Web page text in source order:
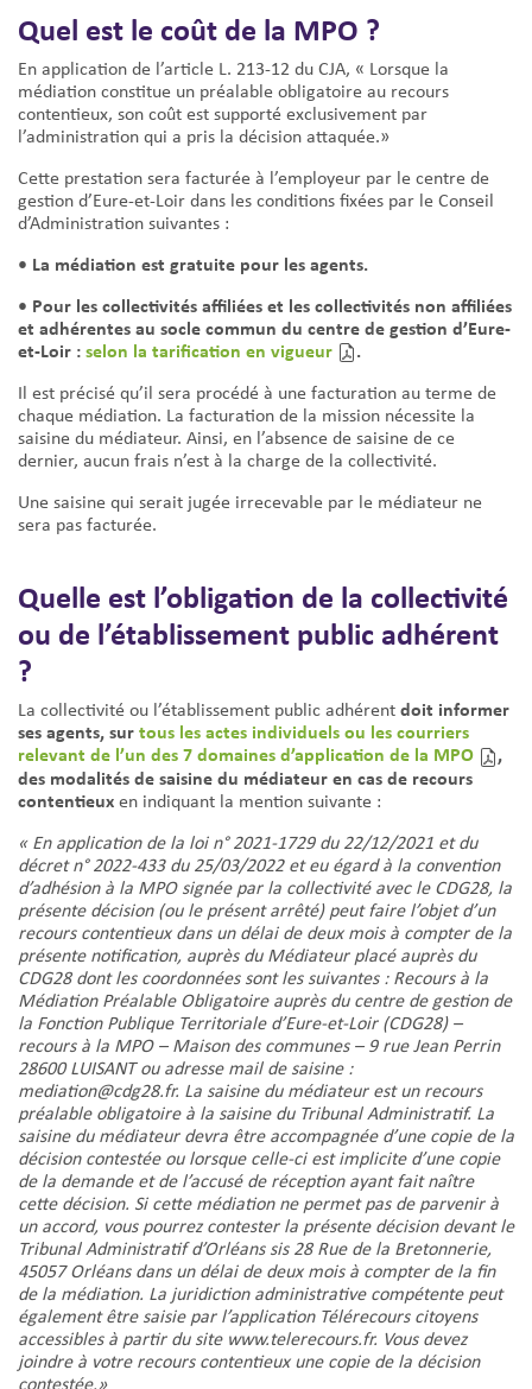
Quel est le coût de la MPO ?
En application de l’article L. 213-12 du CJA, « Lorsque la
médiation constitue un préalable obligatoire au recours
contentieux, son coût est supporté exclusivement par
l’administration qui a pris la décision attaquée.»
Cette prestation sera facturée à l’employeur par le centre de
gestion d’Eure-et-Loir dans les conditions fixées par le Conseil
d’Administration suivantes :
• La médiation est gratuite pour les agents.
• Pour les collectivités affiliées et les collectivités non affiliées
et adhérentes au socle commun du centre de gestion d’Eure-
et-Loir :selon la tarification en vigueur .
Il est précisé qu’il sera procédé à une facturation au terme de
chaque médiation. La facturation de la mission nécessite la
saisine du médiateur. Ainsi, en l’absence de saisine de ce
dernier, aucun frais n’est à la charge de la collectivité.
Une saisine qui serait jugée irrecevable par le médiateur ne
sera pas facturée.
Quelle est l’obligation de la collectivité
ou de l’établissement public adhérent
?
La collectivité ou l’établissement public adhérentdoit informer
ses agents, surtous les actes individuels ou les courriers
relevant de l’un des 7 domaines d’application de la MPO
,
des modalités de saisine du médiateur en cas de recours
contentieuxen indiquant la mention suivante :
« En application de la loi n° 2021-1729 du 22/12/2021 et du
décret n° 2022-433 du 25/03/2022 et eu égard à la convention
d’adhésion à la MPO signée par la collectivité avec le CDG28, la
présente décision (ou le présent arrêté) peut faire l’objet d’un
recours contentieux dans un délai de deux mois à compter de la
présente notification, auprès du Médiateur placé auprès du
CDG28 dont les coordonnées sont les suivantes : Recours à la
Médiation Préalable Obligatoire auprès du centre de gestion de
la Fonction Publique Territoriale d’Eure-et-Loir (CDG28) –
recours à la MPO – Maison des communes – 9 rue Jean Perrin
28600 LUISANT ou adresse mail de saisine :
mediation@cdg28.fr. La saisine du médiateur est un recours
préalable obligatoire à la saisine du Tribunal Administratif. La
saisine du médiateur devra être accompagnée d’une copie de la
décision contestée ou lorsque celle-ci est implicite d’une copie
de la demande et de l’accusé de réception ayant fait naître
cette décision. Si cette médiation ne permet pas de parvenir à
un accord, vous pourrez contester la présente décision devant le
Tribunal Administratif d’Orléans sis 28 Rue de la Bretonnerie,
45057 Orléans dans un délai de deux mois à compter de la fin
de la médiation. La juridiction administrative compétente peut
également être saisie par l’application Télérecours citoyens
accessibles à partir du site www.telerecours.fr. Vous devez
joindre à votre recours contentieux une copie de la décision
contestée.»